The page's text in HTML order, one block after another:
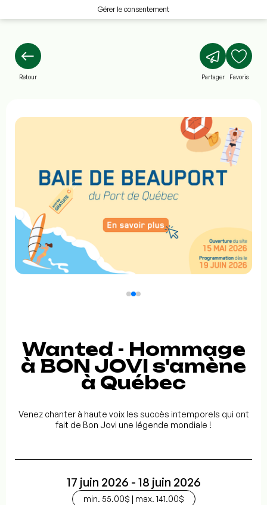
Gérer le consentement
Retour Partager Favoris
Wanted - Hommage
à BON JOVI s'amène
à Québec
Venez chanter à haute voix les succès intemporels qui ont
fait de Bon Jovi une légende mondiale !
17 juin 2026 - 18 juin 2026
min. 55.00$ | max. 141.00$